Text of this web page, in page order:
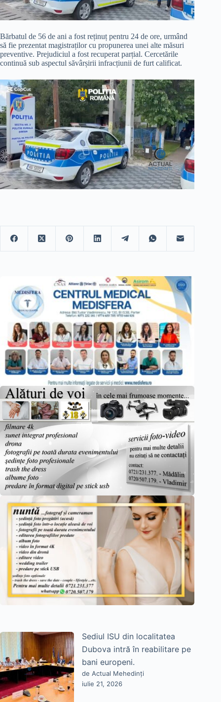
Bărbatul de 56 de ani a fost reținuț pentru 24 de ore, urmând
să fie prezentat magistraților cu propunerea unei alte măsuri
preventive. Prejudiciul a fost recuperat parțial. Cercetările
continuă sub aspectul săvârșirii infracțiunii de furt calificat.
Sediul ISU din localitatea
Dubova intră în reabilitare pe
bani europeni.
de Actual Mehedinți
iulie 21, 2026